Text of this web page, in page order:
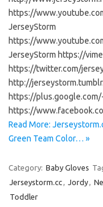
https://
JerseyStorm
https://
JerseyStorm https://
https://twitter.com/
http://
https://
https://
Read More:
Green Team Color… »
Category: Baby Gloves
Jerseystorm.cc, Jordy,
Toddler